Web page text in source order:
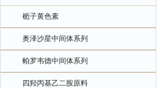
栀子黄色素
奥泽沙星中间体系列
帕罗韦德中间体系列
四羟丙基乙二胺原料